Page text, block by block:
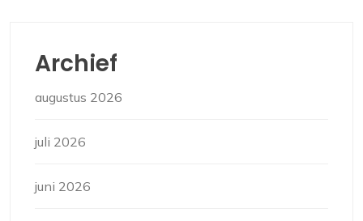
Archief
augustus 2026
juli 2026
juni 2026